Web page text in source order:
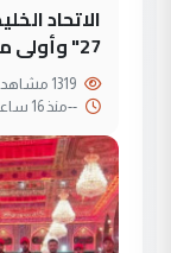
الاتحاد
27" وأولى مواجهات العراق
--منذ 16 ساعة